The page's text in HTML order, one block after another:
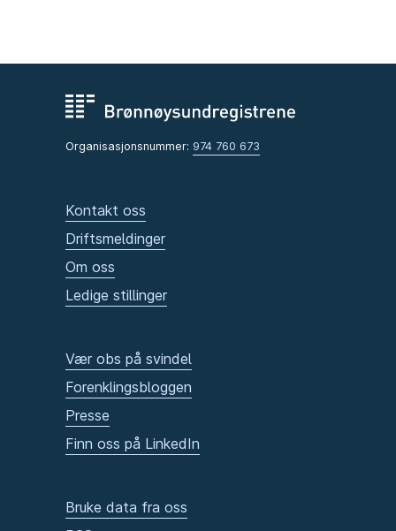
Organisasjonsnummer: 974 760 673
Kontakt oss
Driftsmeldinger
Om oss
Ledige stillinger
Vær obs på svindel
Forenklingsbloggen
Presse
Finn oss på LinkedIn
Bruke data fra oss